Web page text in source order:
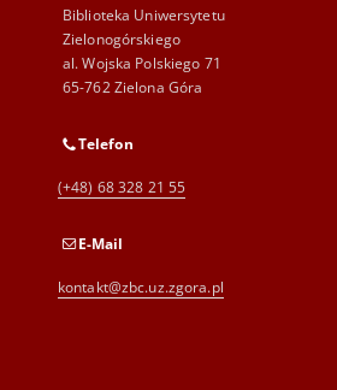
Biblioteka Uniwersytetu
Zielonogórskiego
al. Wojska Polskiego 71
65-762 Zielona Góra
Telefon
(+48) 68 328 21 55
E-Mail
kontakt@zbc.uz.zgora.pl